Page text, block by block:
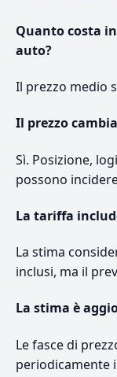
Quanto costa
auto?
Il prezzo medio
Il prezzo
Sì. Posizione,
possono
La tariffa
La stima
inclusi, ma il
La stima è
Le fasce di
periodicamente